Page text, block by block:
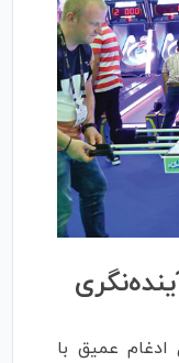
عمیق با